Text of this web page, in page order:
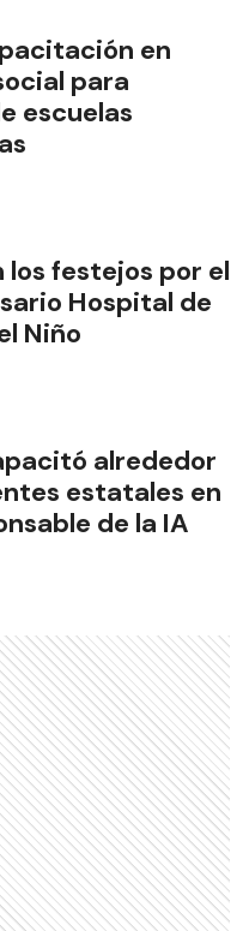
en
para
escuelas
los festejos por el
Hospital de
Niño
alrededor
estatales en
de la IA